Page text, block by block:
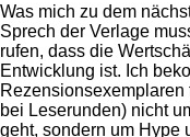
Was mich zu dem
Sprech der Verlage
rufen, dass die
Entwicklung ist. Ich
bei Leserunden) nicht
geht, sondern um Hype